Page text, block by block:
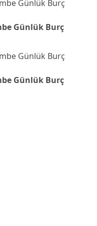
Günlük Burç
Günlük Burç